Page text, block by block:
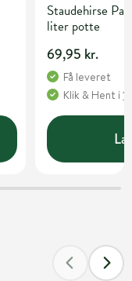
Staudehirse
liter potte
69,95 kr.
Få leveret
Klik & Hent i